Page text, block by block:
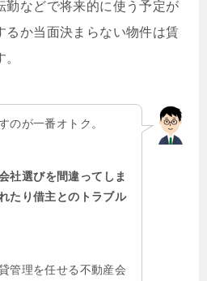
勤などで将来的に使う予定が
るか当面決まらない物件は賃
のが一番オトク。
社選びを間違ってしま
たり借主とのトラブル
管理を任せる不動産会